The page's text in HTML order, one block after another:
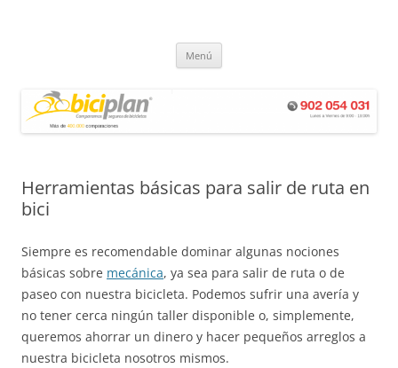
Menú
Herramientas básicas para salir de ruta en
bici
Siempre es recomendable dominar algunas nociones
básicas sobre mecánica, ya sea para salir de ruta o de
paseo con nuestra bicicleta. Podemos sufrir una avería y
no tener cerca ningún taller disponible o, simplemente,
queremos ahorrar un dinero y hacer pequeños arreglos a
nuestra bicicleta nosotros mismos.